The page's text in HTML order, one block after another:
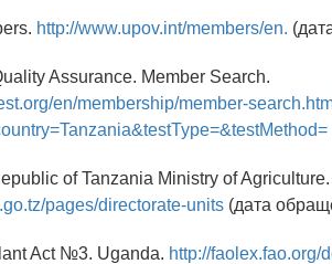
http://www.upov.int/members/en.
Assurance. Member Search.
en/membership/member-
of Tanzania Ministry of Agriculture.
pages/directorate-units (дата
Act №3. Uganda. http://faolex.fao.org/